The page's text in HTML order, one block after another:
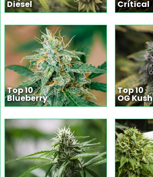
Diesel Critical
Top 10
Blueberry
Top 10
OG Kush